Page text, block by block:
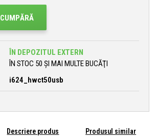
CUMPĂRĂ
ÎN DEPOZITUL EXTERN
ÎN STOC 50 ȘI MAI MULTE BUCĂŢI
i624_hwct50usb
Descriere produs Produsul similar